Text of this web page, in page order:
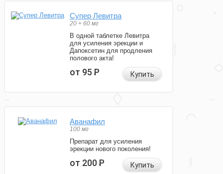
Супер Левитра
20 + 60 мг
В одной таблетке Левитра
для усиления эрекции и
Дапоксетин для продления
полового акта!
от 95Р Купить
Аванафил
100 мг
Препарат для усиления
эрекции нового поколения!
от 200Р Купить